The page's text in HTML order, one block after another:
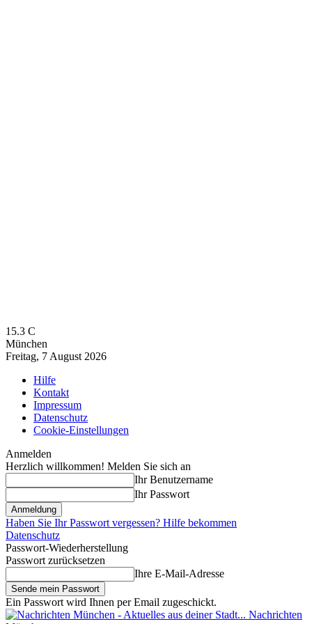
15.3 C
München
Freitag, 7 August 2026
Hilfe
Kontakt
Impressum
Datenschutz
Cookie-Einstellungen
Anmelden
Herzlich willkommen! Melden Sie sich an
Ihr Benutzername
Ihr Passwort
Haben Sie Ihr Passwort vergessen? Hilfe bekommen
Datenschutz
Passwort-Wiederherstellung
Passwort zurücksetzen
Ihre E-Mail-Adresse
Ein Passwort wird Ihnen per Email zugeschickt.
Nachrichten